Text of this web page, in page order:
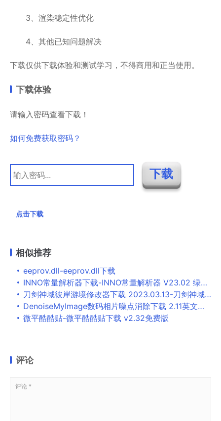
3、渲染稳定性优化
4、其他已知问题解决
下载仅供下载体验和测试学习，不得商用和正当使用。
下载体验
请输入密码查看下载！
如何免费获取密码？
点击下载
相似推荐
eeprov.dll-eeprov.dll下载
INNO常量解析器下载-INNO常量解析器 V23.02 绿色免费版
刀剑神域彼岸游境修改器下载 2023.03.13-刀剑神域彼岸游境修改器风灵月影下载
DenoiseMyImage数码相片噪点消除下载 2.11英文免费版-DenoiseMyImage 是
微平酷酷贴-微平酷酷贴下载 v2.32免费版
评论